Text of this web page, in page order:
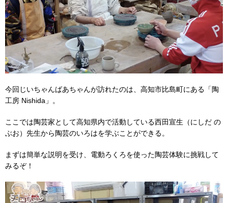
今回じいちゃんばあちゃんが訪れたのは、高知市比島町にある「陶
工房 Nishida」。
ここでは陶芸家として高知県内で活動している西田宣生（にしだ の
ぶお）先生から陶芸のいろはを学ぶことができる。
まずは簡単な説明を受け、電動ろくろを使った陶芸体験に挑戦して
みるぞ！